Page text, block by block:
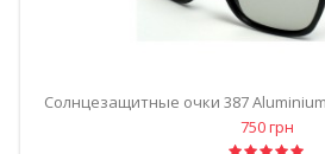
Солнцезащитные очки 387
750 грн